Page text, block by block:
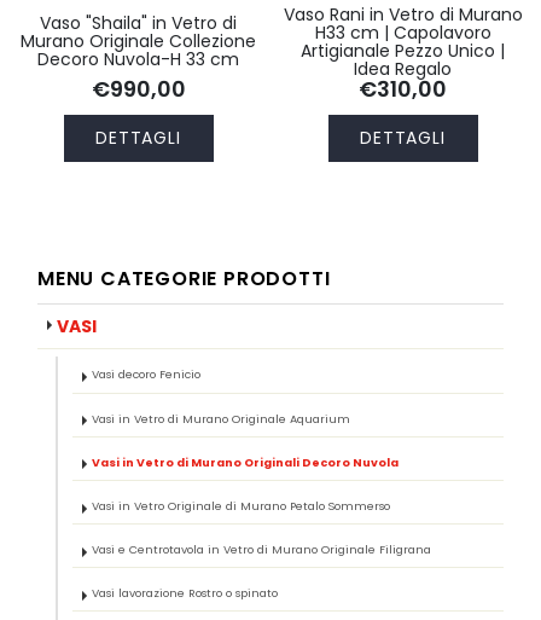
Vaso "Shaila" in Vetro di
Murano Originale Collezione
Decoro Nuvola-H 33 cm
€990,00
DETTAGLI
Vaso Rani in Vetro di Murano
H33 cm | Capolavoro
Artigianale Pezzo Unico |
Idea Regalo
€310,00
DETTAGLI
MENU CATEGORIE PRODOTTI
VASI
Vasi decoro Fenicio
Vasi in Vetro di Murano Originale Aquarium
Vasi in Vetro di Murano Originali Decoro Nuvola
Vasi in Vetro Originale di Murano Petalo Sommerso
Vasi e Centrotavola in Vetro di Murano Originale Filigrana
Vasi lavorazione Rostro o spinato